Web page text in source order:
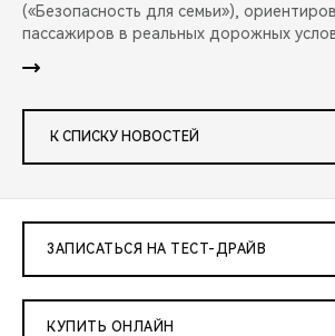
(«Безопасность для семьи»),
пассажиров в реальных дорожных
К СПИСКУ НОВОСТЕЙ
ЗАПИСАТЬСЯ НА ТЕСТ-ДРАЙВ
КУПИТЬ ОНЛАЙН